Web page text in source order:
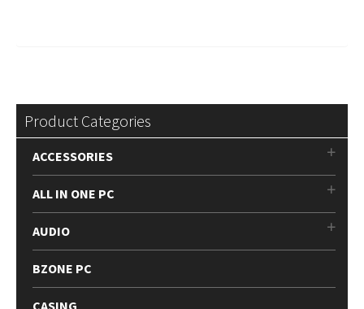
Product Categories
ACCESSORIES
ALL IN ONE PC
AUDIO
BZONE PC
CASING